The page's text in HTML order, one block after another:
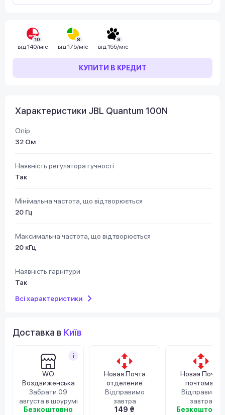
10
від 140/міс
8
від 175/міс
9
від 155/міс
КУПИТИ В КРЕДИТ
Характеристики JBL Quantum 100N
Опір
32 Ом
Наявність регулятора гучності
Так
Мінімальна частота, що відтворюється
20 Гц
Максимальна частота, що відтворюється
20 кГц
Наявність гарнітури
Так
Всі характеристики
Доставка в Київ
WO
Воздвиженська
Забрати 09
августа в шоурумі
Безкоштовно
Новая Почта
отделение
Відправимо
завтра
149 ₴
Новая Почта
почтомат
Відправимо
завтра
Безкоштовно